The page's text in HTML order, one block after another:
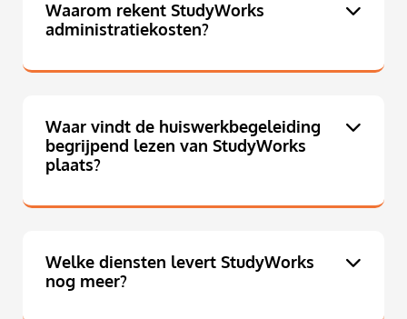
Waarom rekent StudyWorks
administratiekosten?
Waar vindt de huiswerkbegeleiding
begrijpend lezen van StudyWorks
plaats?
Welke diensten levert StudyWorks
nog meer?